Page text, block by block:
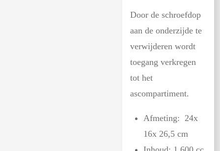
Door de schroefdop
aan de onderzijde te
verwijderen wordt
toegang verkregen
tot het
ascompartiment.
Afmeting: 24x
16x 26,5 cm